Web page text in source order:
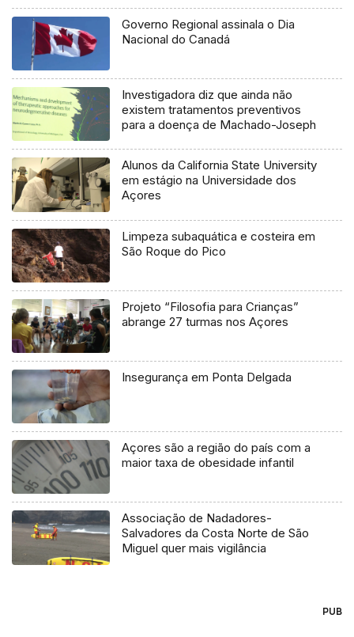
Governo Regional assinala o Dia
Nacional do Canadá
Investigadora diz que ainda não
existem tratamentos preventivos
para a doença de Machado-Joseph
Alunos da California State University
em estágio na Universidade dos
Açores
Limpeza subaquática e costeira em
São Roque do Pico
Projeto “Filosofia para Crianças”
abrange 27 turmas nos Açores
Insegurança em Ponta Delgada
Açores são a região do país com a
maior taxa de obesidade infantil
Associação de Nadadores-
Salvadores da Costa Norte de São
Miguel quer mais vigilância
PUB